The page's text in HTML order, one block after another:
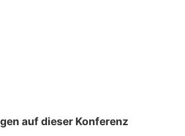
auf dieser Konferenz